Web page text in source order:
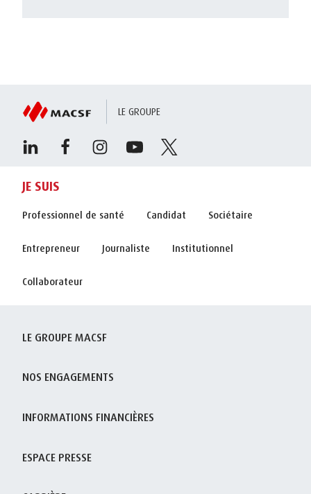
LE GROUPE
JE SUIS
Professionnel de santé Candidat Sociétaire
Entrepreneur Journaliste Institutionnel
Collaborateur
LE GROUPE MACSF
NOS ENGAGEMENTS
INFORMATIONS FINANCIÈRES
ESPACE PRESSE